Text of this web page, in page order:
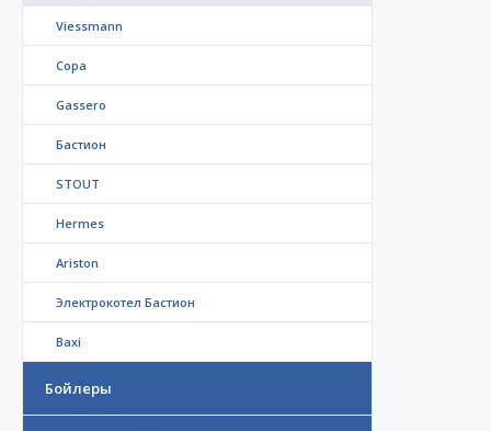
Viessmann
Copa
Gassero
Бастион
STOUT
Hermes
Ariston
Электрокотел Бастион
Baxi
Бойлеры